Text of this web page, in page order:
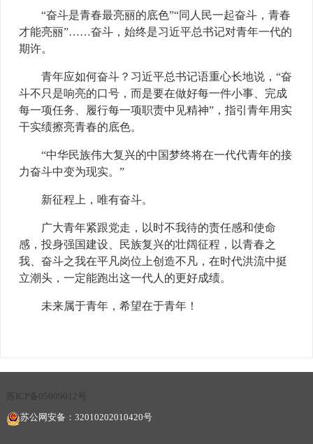
“奋斗是青春最亮丽的底色”“同人民一起奋斗，青春
才能亮丽”……奋斗，始终是习近平总书记对青年一代的
期许。
青年应如何奋斗？习近平总书记语重心长地说，“奋
斗不只是响亮的口号，而是要在做好每一件小事、完成
每一项任务、履行每一项职责中见精神”，指引青年用实
干实绩擦亮青春的底色。
“中华民族伟大复兴的中国梦终将在一代代青年的接
力奋斗中变为现实。”
新征程上，唯有奋斗。
广大青年紧跟党走，以时不我待的责任感和使命
感，投身强国建设、民族复兴的壮阔征程，以青春之
我、奋斗之我在平凡岗位上创造不凡，在时代洪流中挺
立潮头，一定能跑出这一代人的更好成绩。
未来属于青年，希望在于青年！
苏ICP备05009012号
苏公网安备：32010202010420号